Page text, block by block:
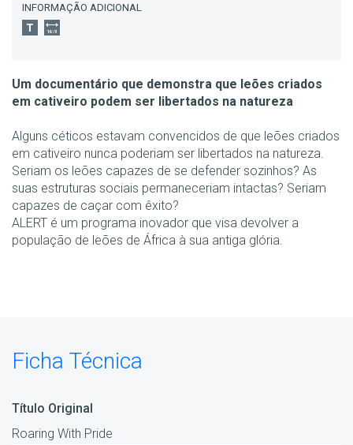
INFORMAÇÃO ADICIONAL
Um documentário que demonstra que leões criados
em cativeiro podem ser libertados na natureza
Alguns céticos estavam convencidos de que leões criados
em cativeiro nunca poderiam ser libertados na natureza.
Seriam os leões capazes de se defender sozinhos? As
suas estruturas sociais permaneceriam intactas? Seriam
capazes de caçar com êxito?
ALERT é um programa inovador que visa devolver a
população de leões de África à sua antiga glória.
Ficha Técnica
Título Original
Roaring With Pride